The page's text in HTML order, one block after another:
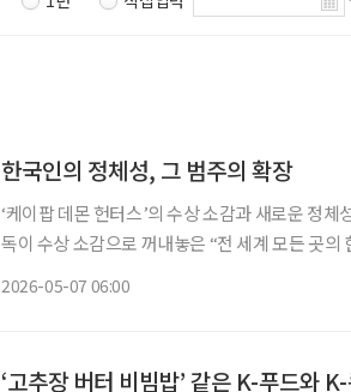
한국인의 정체성, 그 범주의 확장
‘케이팝 데몬 헌터스’의 수상 소감과 새로운 정
독이 수상 소감으로 꺼내놓은 “전 세계 모든 곳
2026-05-07 06:00
‘고추장 버터 비빔밥’ 같은 K-푸드와